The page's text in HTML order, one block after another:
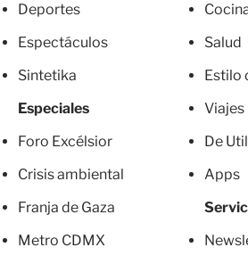
Deportes
Espectáculos
Sintetika
Especiales
Foro Excélsior
Crisis ambiental
Franja de Gaza
Metro CDMX
Salud
Estilo
Viajes
De
Apps